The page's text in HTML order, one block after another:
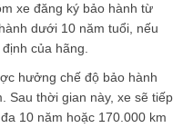
xe đăng ký bảo hành từ
dưới 10 năm tuổi, nếu
của hãng.
hưởng chế độ bảo hành
Sau thời gian này, xe sẽ tiếp
10 năm hoặc 170.000 km